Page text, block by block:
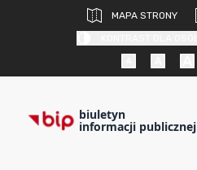
MAPA STRONY
biuletyn
informacji publicznej